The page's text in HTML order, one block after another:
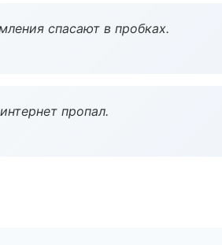
спасают в пробках.
пропал.